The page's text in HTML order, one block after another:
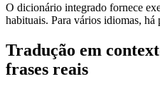
O dicionário integrado fornece
habituais. Para vários idiomas,
Tradução em
frases reais